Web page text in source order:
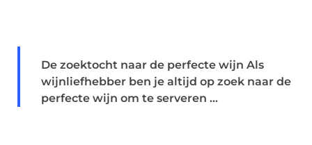
De zoektocht naar de perfecte wijn Als
wijnliefhebber ben je altijd op zoek naar de
perfecte wijn om te serveren ...